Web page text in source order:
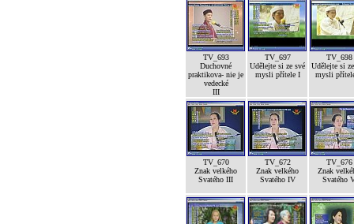
TV_693
Duchovné
praktikova- nie je
vedecké
III
TV_697
Udělejte si ze své
mysli přítele I
TV_698
Udělejte si
mysli
TV_670
Znak velkého
Svatého III
TV_672
Znak velkého
Svatého IV
TV_676
Znak
Svatého